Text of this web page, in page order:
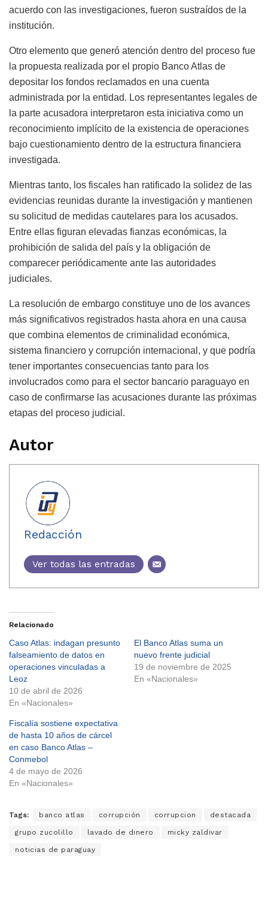
acuerdo con las investigaciones, fueron sustraídos de la
institución.
Otro elemento que generó atención dentro del proceso fue
la propuesta realizada por el propio Banco Atlas de
depositar los fondos reclamados en una cuenta
administrada por la entidad. Los representantes legales de
la parte acusadora interpretaron esta iniciativa como un
reconocimiento implícito de la existencia de operaciones
bajo cuestionamiento dentro de la estructura financiera
investigada.
Mientras tanto, los fiscales han ratificado la solidez de las
evidencias reunidas durante la investigación y mantienen
su solicitud de medidas cautelares para los acusados.
Entre ellas figuran elevadas fianzas económicas, la
prohibición de salida del país y la obligación de
comparecer periódicamente ante las autoridades
judiciales.
La resolución de embargo constituye uno de los avances
más significativos registrados hasta ahora en una causa
que combina elementos de criminalidad económica,
sistema financiero y corrupción internacional, y que podría
tener importantes consecuencias tanto para los
involucrados como para el sector bancario paraguayo en
caso de confirmarse las acusaciones durante las próximas
etapas del proceso judicial.
Autor
Redacción
Ver todas las entradas
Relacionado
Caso Atlas: indagan presunto
falseamiento de datos en
operaciones vinculadas a
Leoz
10 de abril de 2026
En «Nacionales»
El Banco Atlas suma un
nuevo frente judicial
19 de noviembre de 2025
En «Nacionales»
Fiscalía sostiene expectativa
de hasta 10 años de cárcel
en caso Banco Atlas –
Conmebol
4 de mayo de 2026
En «Nacionales»
Tags: banco atlas corrupción corrupcion destacada
grupo zucolillo lavado de dinero micky zaldivar
noticias de paraguay